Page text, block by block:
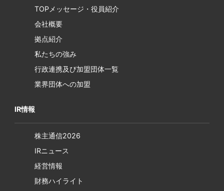
TOPメッセージ・役員紹介
会社概要
拠点紹介
私たちの強み
行政連携及び加盟団体一覧
業界団体への加盟
IR情報
株主通信2026
IRニュース
経営情報
財務ハイライト